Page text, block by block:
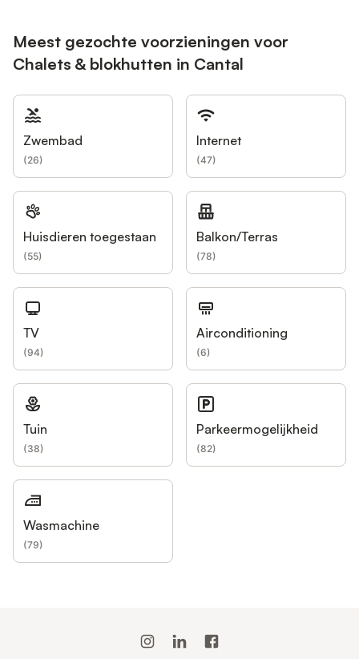
Meest gezochte voorzieningen voor
Chalets & blokhutten in Cantal
Zwembad
(26)
Internet
(47)
Huisdieren toegestaan
(55)
Balkon/Terras
(78)
TV
(94)
Airconditioning
(6)
Tuin
(38)
Parkeermogelijkheid
(82)
Wasmachine
(79)